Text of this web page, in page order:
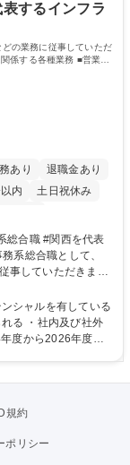
するインフラ
の業務に従事していただ
係する各種業務 ■営業部
あり
退職金あり
内
土日祝休み
事していただきま
に関係する各種業
び将来のキャリアを
での現場育成や研
シャルを有している
る ・社内及び社外
に貢献してまいりま
規約
ポリシー